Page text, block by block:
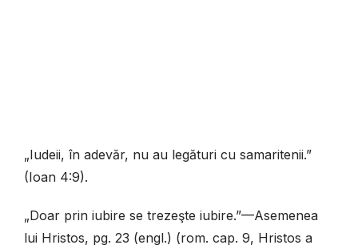
„Iudeii, în adevăr, nu au legături cu samaritenii.”
(Ioan 4:9).
„Doar prin iubire se trezeşte iubire.”—Asemenea
lui Hristos, pg. 23 (engl.) (rom. cap. 9, Hristos a